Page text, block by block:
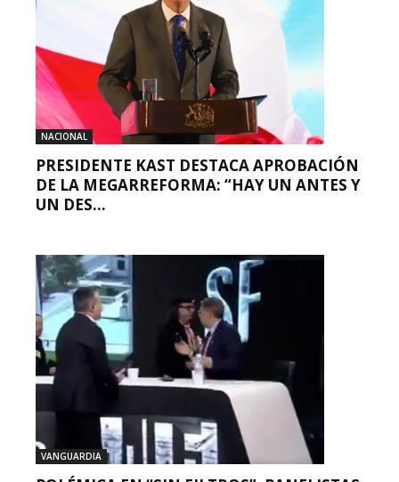
NACIONAL
PRESIDENTE KAST DESTACA APROBACIÓN
DE LA MEGARREFORMA: “HAY UN ANTES Y
UN DES...
VANGUARDIA